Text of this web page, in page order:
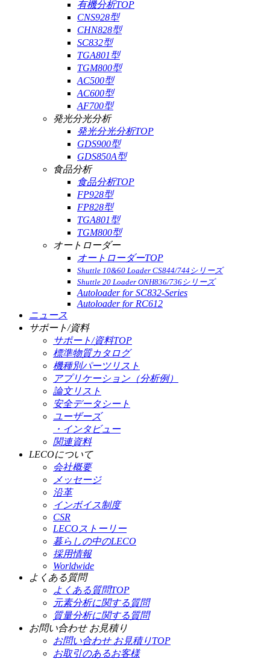
有機分析TOP
CNS928型
CHN828型
SC832型
TGA801型
TGM800型
AC500型
AC600型
AF700型
発光分光分析
発光分光分析TOP
GDS900型
GDS850A型
食品分析
食品分析TOP
FP928型
FP828型
TGA801型
TGM800型
オートローダー
オートローダーTOP
Shuttle 10&60 Loader CS844/744シリーズ
Shuttle 20 Loader ONH836/736シリーズ
Autoloader for SC832-Series
Autoloader for RC612
ニュース
サポート/資料
サポート/資料TOP
標準物質カタログ
機種別パーツリスト
アプリケーション（分析例）
論文リスト
安全データシート
ユーザーズ
・インタビュー
関連資料
LECOについて
会社概要
メッセージ
沿革
インボイス制度
CSR
LECOストーリー
暮らしの中のLECO
採用情報
Worldwide
よくある質問
よくある質問TOP
元素分析に関する質問
質量分析に関する質問
お問い合わせ お見積り
お問い合わせ お見積りTOP
お取引のあるお客様